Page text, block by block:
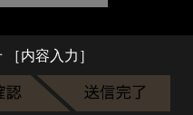
内容入力］